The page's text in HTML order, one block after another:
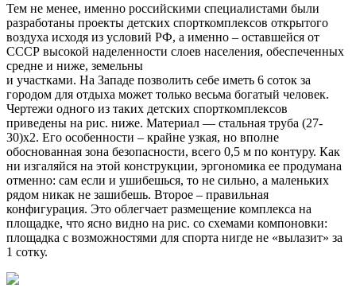
Тем не менее, именно российскими специалистами были
разработаны проекты детских спорткомплексов открытого
воздуха исходя из условий РФ, а именно – оставшейся от
СССР высокой наделенности слоев населения, обеспеченных
средне и ниже, земельны
и участками. На Западе позволить себе иметь 6 соток за
городом для отдыха может только весьма богатый человек.
Чертежи одного из таких детских спорткомплексов
приведены на рис. ниже. Материал — стальная труба (27-
30)х2. Его особенности – крайне узкая, но вполне
обоснованная зона безопасности, всего 0,5 м по контуру. Как
ни изгаляйся на этой конструкции, эргономика ее продумана
отменно: сам если и ушибешься, то не сильно, а маленьких
рядом никак не зашибешь. Второе – правильная
конфигурация. Это облегчает размещение комплекса на
площадке, что ясно видно на рис. со схемами компоновки:
площадка с возможностями для спорта нигде не «вылазит» за
1 сотку.